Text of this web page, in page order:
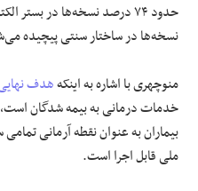
نسخه‌ها در ساختار سنتی پیچیده
منوچهری با اشاره به اینکههدف
خدمات درمانی به بیمه شدگان
بیماران به عنوان نقطه آرمانی
ملی قابل اجرا است.